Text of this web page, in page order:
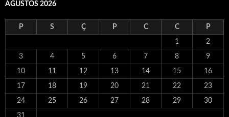
AĞUSTOS 2026
P S Ç P C C P
1 2
3 4 5 6 7 8 9
10 11 12 13 14 15 16
17 18 19 20 21 22 23
24 25 26 27 28 29 30
31